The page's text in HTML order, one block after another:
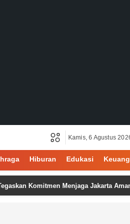
Kamis, 6 Agustus
Hiburan Edukasi
Menjaga Jakarta Aman,